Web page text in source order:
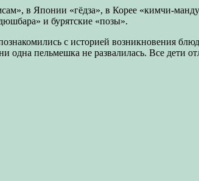
в Японии «гёдза», в Корее «кимчи-
и бурятские «позы».
с историей возникновения
одна пельмешка не развалилась. Все дети